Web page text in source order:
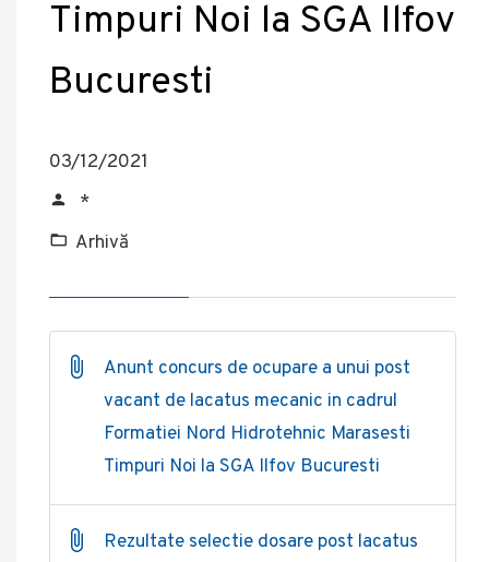
Timpuri Noi la SGA Ilfov
Bucuresti
03/12/2021
*
Arhivă
Anunt concurs de ocupare a unui post
vacant de lacatus mecanic in cadrul
Formatiei Nord Hidrotehnic Marasesti
Timpuri Noi la SGA Ilfov Bucuresti
Rezultate selectie dosare post lacatus